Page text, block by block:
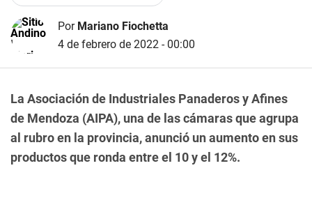
Por Mariano Fiochetta
4 de febrero de 2022 - 00:00
La Asociación de Industriales Panaderos y Afines
de Mendoza (AIPA), una de las cámaras que agrupa
al rubro en la provincia, anunció un aumento en sus
productos que ronda entre el 10 y el 12%.